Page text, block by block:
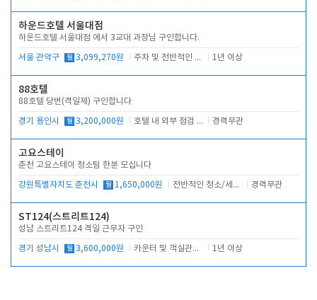
하운드호텔 서울대점
하운드호텔 서울대점 에서 3교대 과장님 구인합니다.
서울 관악구 월 3,099,270원 주차 및 전반적인 당번업무 1년 이상
88호텔
88호텔 당번(격일제) 구인합니다
경기 용인시 월 3,200,000원 호텔 내 외부 점검 및 프런트 운영 경력무관
고요스테이
춘천 고요스테이 청소팀 한분 모십니다
강원특별자치도 춘천시 월 1,650,000원 전반적인 청소/세탁업무 경력무관
ST124(스트리트124)
성남 스트리트124 격일 근무자 구인
경기 성남시 월 3,600,000원 카운터 및 객실관리 전반 1년 이상